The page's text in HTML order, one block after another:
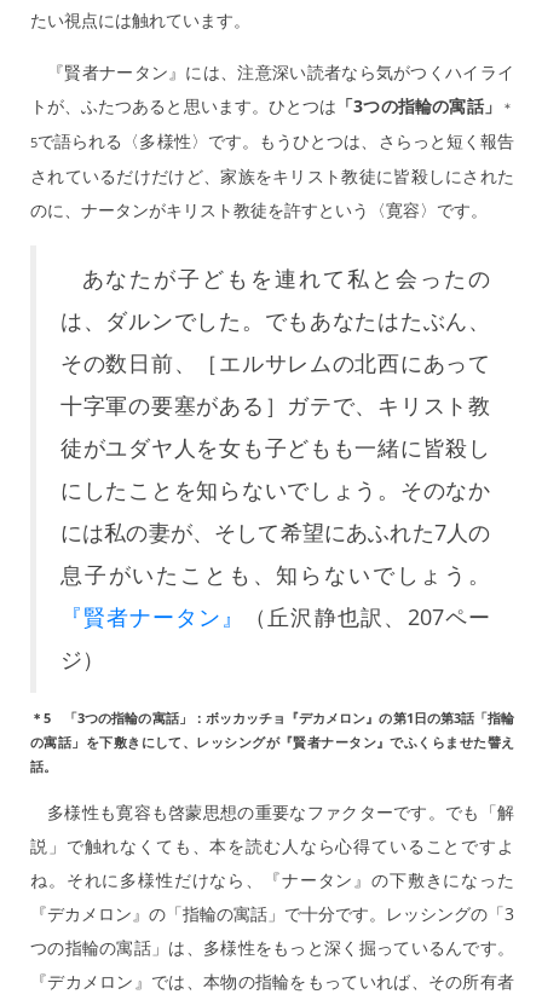
たい視点には触れています。
『賢者ナータン』には、注意深い読者なら気がつくハイライ
トが、ふたつあると思います。ひとつは 「3つの指輪の寓話」
＊
5で語られる〈多様性〉です。もうひとつは、さらっと短く報告
されているだけだけど、家族をキリスト教徒に皆殺しにされた
のに、ナータンがキリスト教徒を許すという〈寛容〉です。
あなたが子どもを連れて私と会ったの
は、ダルンでした。でもあなたはたぶん、
その数日前、［エルサレムの北西にあって
十字軍の要塞がある］ガテで、キリスト教
徒がユダヤ人を女も子どもも一緒に皆殺し
にしたことを知らないでしょう。そのなか
には私の妻が、そして希望にあふれた7人の
息子がいたことも、知らないでしょう。
『賢者ナータン』
（丘沢静也訳、207ペー
ジ）
＊5 「3つの指輪の寓話」：ボッカッチョ『デカメロン』の第1日の第3話「指輪
の寓話」を下敷きにして、レッシングが『賢者ナータン』でふくらませた譬え
話。
多様性も寛容も啓蒙思想の重要なファクターです。でも「解
説」で触れなくても、本を読む人なら心得ていることですよ
ね。それに多様性だけなら、『ナータン』の下敷きになった
『デカメロン』の「指輪の寓話」で十分です。レッシングの「3
つの指輪の寓話」は、多様性をもっと深く掘っているんです。
『デカメロン』では、本物の指輪をもっていれば、その所有者